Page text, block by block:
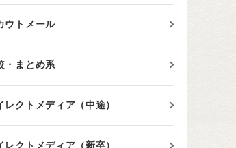
ウトメール
・まとめ系
レクトメディア（中途）
レクトメディア（新卒）